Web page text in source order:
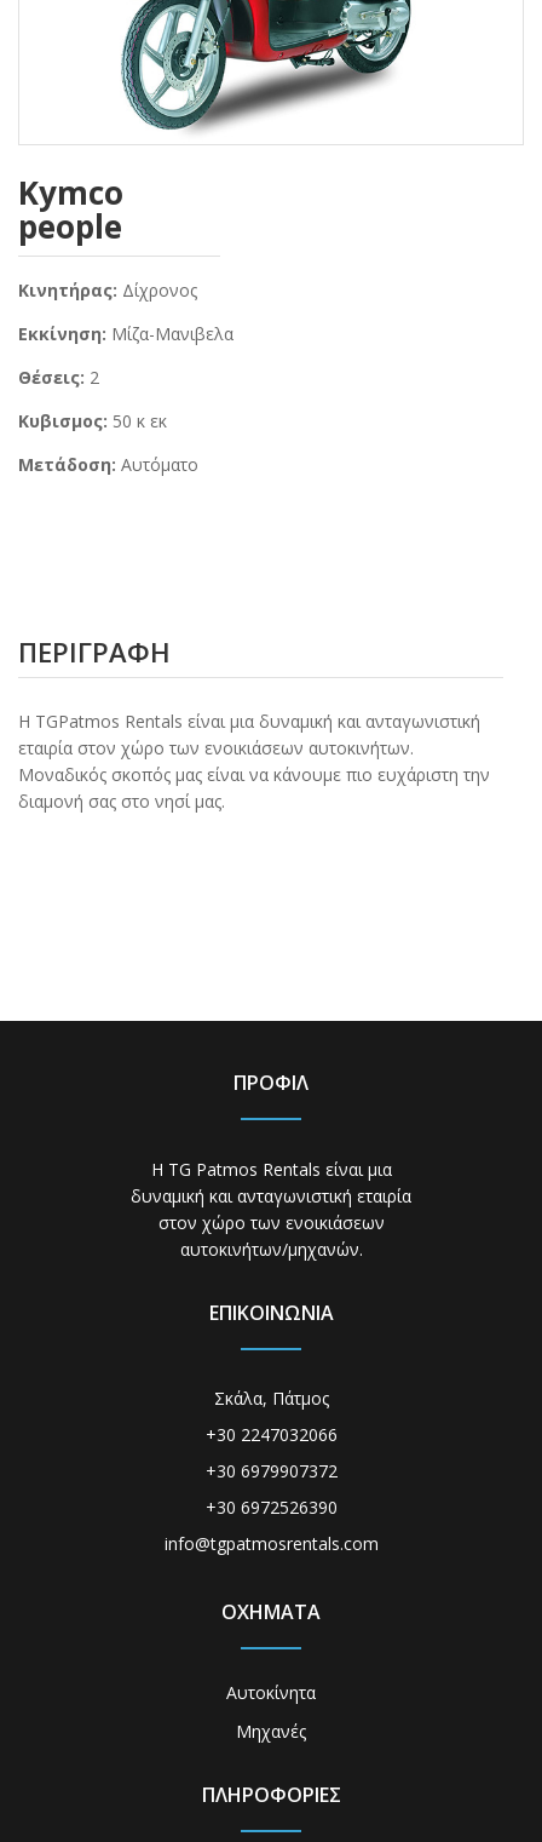
Kymco
people
Κινητήρας: Δίχρονος
Εκκίνηση: Μίζα-Μανιβελα
Θέσεις: 2
Κυβισμος: 50 κ εκ
Μετάδοση: Αυτόματο
ΠΕΡΙΓΡΑΦΗ
Η TGPatmos Rentals είναι μια δυναμική και ανταγωνιστική
εταιρία στον χώρο των ενοικιάσεων αυτοκινήτων.
Μοναδικός σκοπός μας είναι να κάνουμε πιο ευχάριστη την
διαμονή σας στο νησί μας.
ΠΡΟΦΙΛ
Η TG Patmos Rentals είναι μια
δυναμική και ανταγωνιστική εταιρία
στον χώρο των ενοικιάσεων
αυτοκινήτων/μηχανών.
ΕΠΙΚΟΙΝΩΝΙΑ
Σκάλα, Πάτμος
+30 2247032066
+30 6979907372
+30 6972526390
info@tgpatmosrentals.com
ΟΧΗΜΑΤΑ
Αυτοκίνητα
Μηχανές
ΠΛΗΡΟΦΟΡΙΕΣ